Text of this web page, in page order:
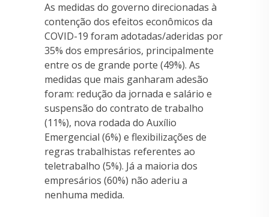
As medidas do governo direcionadas à
contenção dos efeitos econômicos da
COVID-19 foram adotadas/aderidas por
35% dos empresários, principalmente
entre os de grande porte (49%). As
medidas que mais ganharam adesão
foram: redução da jornada e salário e
suspensão do contrato de trabalho
(11%), nova rodada do Auxílio
Emergencial (6%) e flexibilizações de
regras trabalhistas referentes ao
teletrabalho (5%). Já a maioria dos
empresários (60%) não aderiu a
nenhuma medida.